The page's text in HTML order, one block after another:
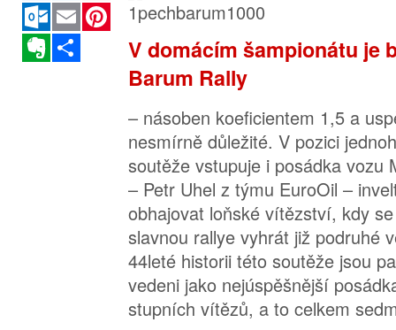
Outlook.com
Email
Pinterest
Evernote
V domácím šampionátu je
Barum Rally
– násoben koeficientem 1,5 a
nesmírně důležité. V pozici
soutěže vstupuje i posádka vozu
– Petr Uhel z týmu EuroOil –
obhajovat loňské vítězství, kdy
slavnou rallye vyhrát již podruhé
44leté historii této soutěže jsou
vedeni jako nejúspěšnější
stupních vítězů, a to celkem